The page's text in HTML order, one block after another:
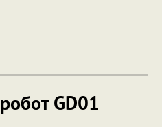
GD01